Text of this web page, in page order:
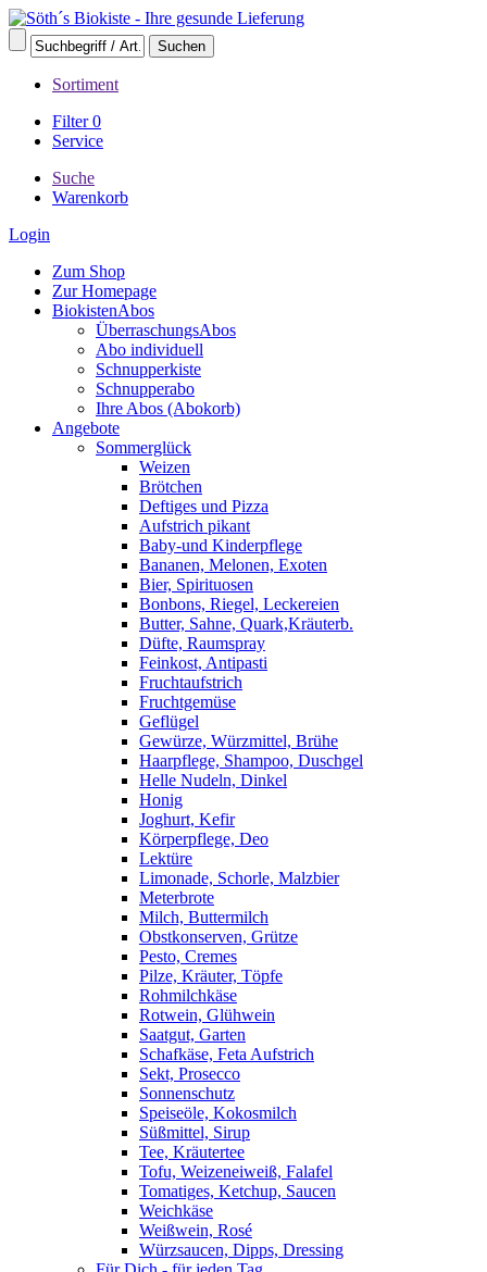
Sortiment
Filter0
Service
Suche
Warenkorb
Login
Zum Shop
Zur Homepage
BiokistenAbos
ÜberraschungsAbos
Abo individuell
Schnupperkiste
Schnupperabo
Ihre Abos (Abokorb)
Angebote
Sommerglück
Weizen
Brötchen
Deftiges und Pizza
Aufstrich pikant
Baby-und Kinderpflege
Bananen, Melonen, Exoten
Bier, Spirituosen
Bonbons, Riegel, Leckereien
Butter, Sahne, Quark,Kräuterb.
Düfte, Raumspray
Feinkost, Antipasti
Fruchtaufstrich
Fruchtgemüse
Geflügel
Gewürze, Würzmittel, Brühe
Haarpflege, Shampoo, Duschgel
Helle Nudeln, Dinkel
Honig
Joghurt, Kefir
Körperpflege, Deo
Lektüre
Limonade, Schorle, Malzbier
Meterbrote
Milch, Buttermilch
Obstkonserven, Grütze
Pesto, Cremes
Pilze, Kräuter, Töpfe
Rohmilchkäse
Rotwein, Glühwein
Saatgut, Garten
Schafkäse, Feta Aufstrich
Sekt, Prosecco
Sonnenschutz
Speiseöle, Kokosmilch
Süßmittel, Sirup
Tee, Kräutertee
Tofu, Weizeneiweiß, Falafel
Tomatiges, Ketchup, Saucen
Weichkäse
Weißwein, Rosé
Würzsaucen, Dipps, Dressing